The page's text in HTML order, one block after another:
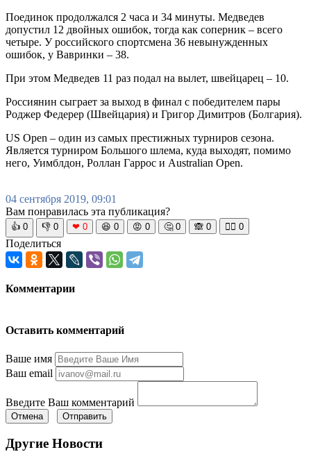
Поединок продолжался 2 часа и 34 минуты. Медведев
допустил 12 двойных ошибок, тогда как соперник – всего
четыре. У российского спортсмена 36 невынужденных
ошибок, у Вавринки – 38.
При этом Медведев 11 раз подал на вылет, швейцарец – 10.
Россиянин сыграет за выход в финал с победителем пары
Роджер Федерер (Швейцария) и Григор Димитров (Болгария).
US Open – один из самых престижных турниров сезона.
Является турниром Большого шлема, куда выходят, помимо
него, Уимблдон, Роллан Гаррос и Australian Open.
04 сентября 2019, 09:01
Вам понравилась эта публикация?
👍 0 👎 0 ❤ 0 😆 0 😡 0 🤔 0 🙈 0 🧘‍♀️ 0
Поделиться
Комментарии
Оставить комментарий
Ваше имя
Ваш email
Введите Ваш комментарий
Отмена Отправить
Другие Новости